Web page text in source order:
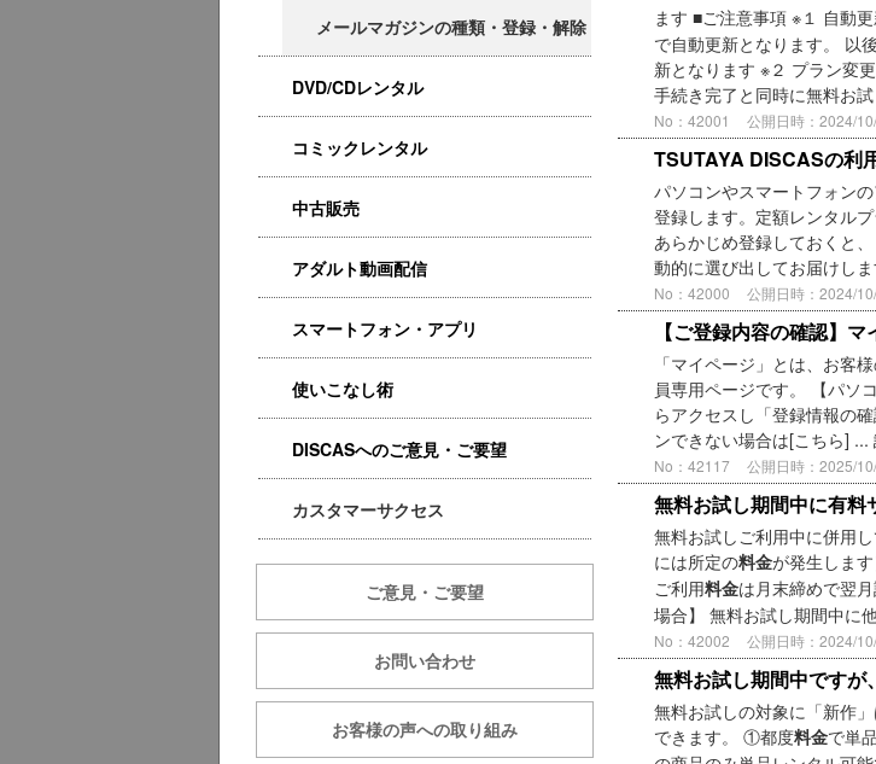
メールマガジンの種類・登録・解除
DVD/CDレンタル
コミックレンタル
中古販売
アダルト動画配信
スマートフォン・アプリ
使いこなし術
DISCASへのご意見・ご要望
カスタマーサクセス
ご意見・ご要望
お問い合わせ
お客様の声への取り組み
ます ■ご注意事項 ※１ 自動
で自動更新となります。 以
新となります ※２ プラン変
手続き完了と同時に無料お
No：42001 公開日時：2024/
TSUTAYA DISCASの利
パソコンやスマートフォン
登録します。定額レンタル
あらかじめ登録しておくと
動的に選び出してお届けし
No：42000 公開日時：2024/
【ご登録内容の確認】
「マイページ」とは、お客
員専用ページです。 【パ
らアクセスし「登録情報の
ンできない場合は[こちら] ...
No：42117 公開日時：2025/
無料お試し期間中に有料
無料お試しご利用中に併用
には所定の料金が発生しま
ご利用料金は月末締めで翌
場合】 無料お試し期間中に
No：42002 公開日時：2024/
無料お試し期間中ですが
無料お試しの対象に「新作
できます。 ①都度料金で単